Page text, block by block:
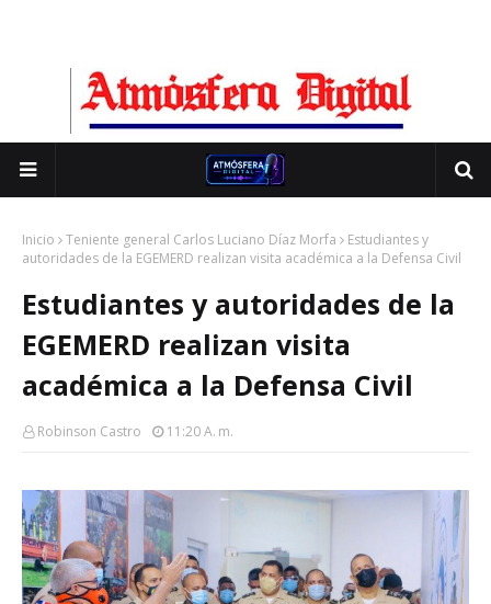
Inicio Teniente general Carlos Luciano Díaz Morfa
Estudiantes y
autoridades de la EGEMERD realizan visita académica a la Defensa Civil
Estudiantes y autoridades de la
EGEMERD realizan visita
académica a la Defensa Civil
Robinson Castro 11:20 A. M.